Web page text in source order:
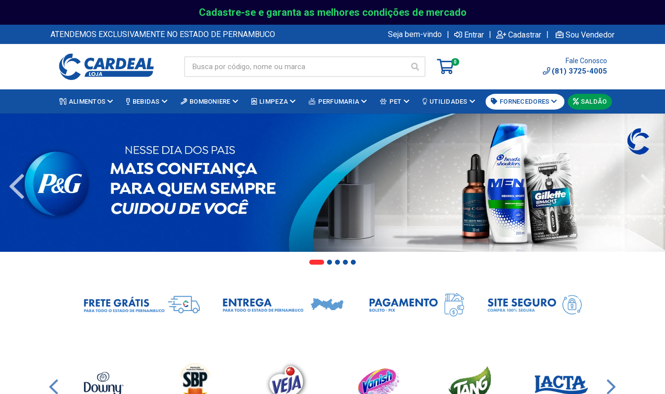
Cadastre-se e garanta as melhores condições de mercado
ATENDEMOS EXCLUSIVAMENTE NO ESTADO DE PERNAMBUCO Seja bem-vindo | Entrar | Cadastrar | Sou Vendedor
0 Fale Conosco
(81) 3725-4005
ALIMENTOS BEBIDAS BOMBONIERE LIMPEZA PERFUMARIA PET UTILIDADES FORNECEDORES SALDÃO